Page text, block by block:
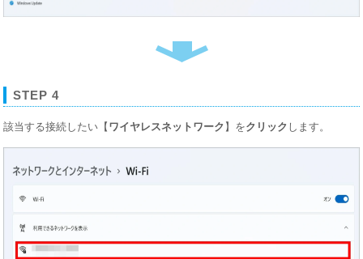
STEP 4
該当する接続したい【 ワイヤレスネットワーク 】をクリック します。